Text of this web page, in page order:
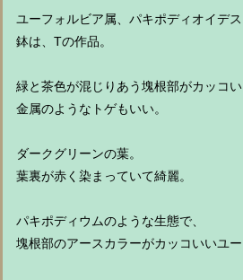
ユーフォルビア属、パキポディオイデス
鉢は、Tの作品。
緑と茶色が混じりあう塊根部がカッコい
金属のようなトゲもいい。
ダークグリーンの葉。
葉裏が赤く染まっていて綺麗。
パキポディウムのような生態で、
塊根部のアースカラーがカッコいいユー